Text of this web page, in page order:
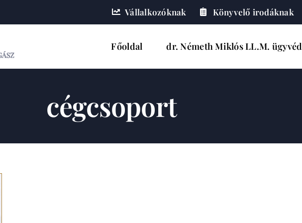
Vállalkozóknak Könyvelő irodáknak
Főoldal dr. Németh Miklós LL.M. ügyvéd
cégcsoport